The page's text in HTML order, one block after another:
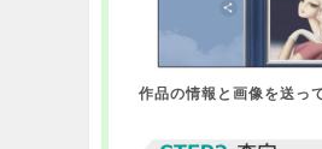
作品の情報と画像を送っ